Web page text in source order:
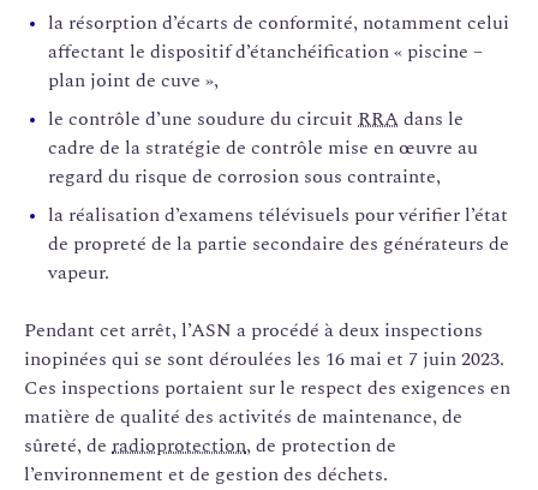
la résorption d’écarts de conformité, notamment celui
affectant le dispositif d’étanchéification « piscine –
plan joint de cuve »,
le contrôle d’une soudure du circuit RRAdans le
cadre de la stratégie de contrôle mise en œuvre au
regard du risque de corrosion sous contrainte,
la réalisation d’examens télévisuels pour vérifier l’état
de propreté de la partie secondaire des générateurs de
vapeur.
Pendant cet arrêt, l’ASN a procédé à deux inspections
inopinées qui se sont déroulées les 16 mai et 7 juin 2023.
Ces inspections portaient sur le respect des exigences en
matière de qualité des activités de maintenance, de
sûreté, de radioprotection, de protection de
l’environnement et de gestion des déchets.